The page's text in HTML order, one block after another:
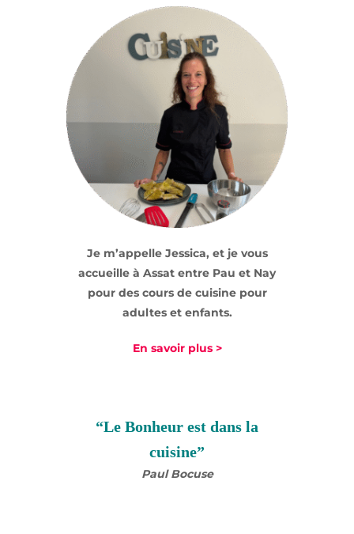
Je m’appelle Jessica, et je vous
accueille à Assat entre Pau et Nay
pour des cours de cuisine pour
adultes et enfants.
En savoir plus >
“Le Bonheur est dans la
cuisine”
Paul Bocuse